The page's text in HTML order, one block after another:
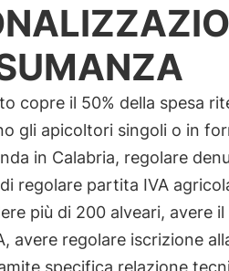
copre il 50% della spesa
gli apicoltori singoli o in
in Calabria, regolare
regolare partita IVA
più di 200 alveari, avere
avere regolare iscrizione
specifica relazione